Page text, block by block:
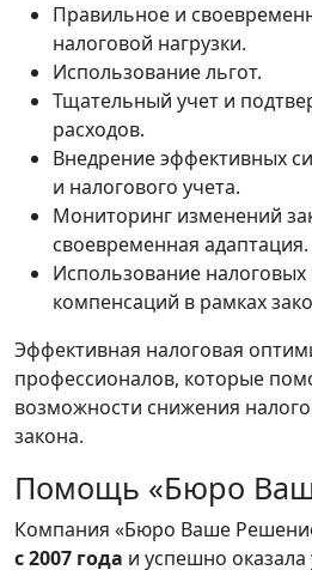
Правильное и
налоговой нагрузки.
Использование льгот.
Тщательный учет и
расходов.
Внедрение эффективных
и налогового учета.
Мониторинг изменений
своевременная адаптация.
Использование
компенсаций в рамках
Эффективная налоговая
профессионалов, которые
возможности снижения
закона.
Помощь «Бюро
Компания «Бюро Ваше
с 2007 года и успешно оказала